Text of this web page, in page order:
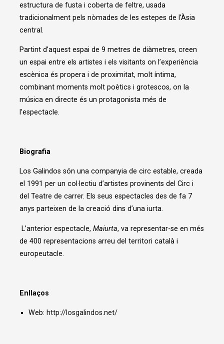
estructura de fusta i coberta de feltre, usada
tradicionalment pels nòmades de les estepes de l’Àsia
central.
Partint d’aquest espai de 9 metres de diàmetres, creen
un espai entre els artistes i els visitants on l’experiència
escènica és propera i de proximitat, molt íntima,
combinant moments molt poètics i grotescos, on la
música en directe és un protagonista més de
l’espectacle.
Biografia
Los Galindos són una companyia de circ estable, creada
el 1991 per un col·lectiu d’artistes provinents del Circ i
del Teatre de carrer. Els seus espectacles des de fa 7
anys parteixen de la creació dins d’una iurta.
L’anterior espectacle, Maiurta, va representar-se en més
de 400 representacions arreu del territori català i
europeutacle.
Enllaços
Web: http://losgalindos.net/